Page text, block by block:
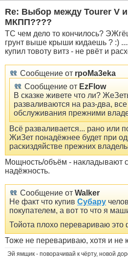
Re: Выбор между Tourer V
МКПП????
ТС чем дело то кончилось?
грунт выше крыши кидаешь ? :)
купил товоту витз - не рвёт и
Сообщение от rpoMa3eka
Сообщение от EzFlow
В сказке живете что ли?
разваливаются на раз-два, все
обслуживания прежними
Всё разваливается... рано или
ЖиЗет понадёжнее будет при
раскиздяйстве прежних
Мощность/объём - накладывают
надёжность.
Сообщение от Walker
Не факт что купив Субару
покупателем, а вот то что я
Тойота плохо перевариваю это
Тоже не перевариваю, хотя и не
Эй ямщик - поворачивай к чёрту, новой